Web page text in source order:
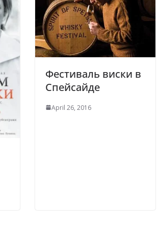
Фестиваль виски в
Спейсайде
April 26, 2016